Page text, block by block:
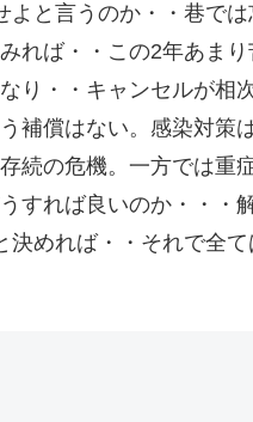
よと言うのか・・巷では
れば・・この2年あま
り・・キャンセルが相
補償はない。感染対策
続の危機。一方では重
すれば良いのか・・・
決めれば・・それで全